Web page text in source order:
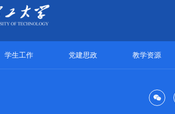
学生工作 党建思政 教学资源